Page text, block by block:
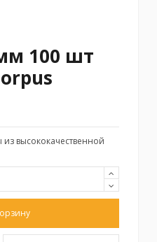
100 шт
высококачественной